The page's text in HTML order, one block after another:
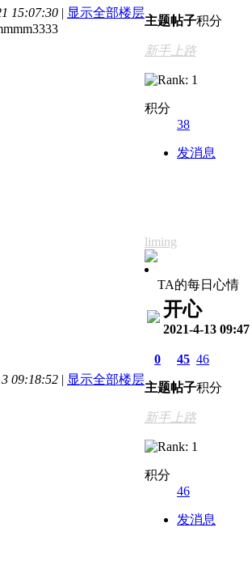
15:07:30 | 显示全部楼层
主题帖子积分
新手上路
积分
38
发消息
09:18:52 | 显示全部楼层
liming
TA的每日心情
开心
2021-4-13 09:47
0
主题
45
帖子
46
积分
新手上路
积分
46
发消息